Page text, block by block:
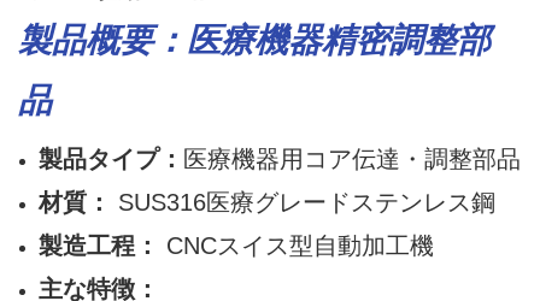
製品概要：医療機器精密調整部
品
製品タイプ： 医療機器用コア伝達・調整部品
材質：
SUS316医療グレードステンレス鋼
製造工程：
CNCスイス型自動加工機
主な特徴：